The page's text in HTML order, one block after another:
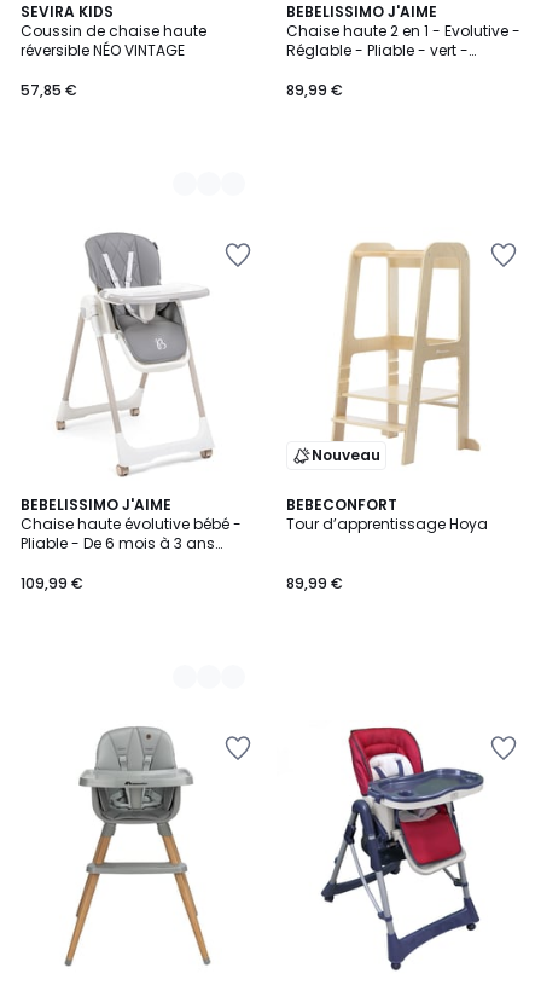
SEVIRA KIDS
Coussin de chaise haute
réversible NÉO VINTAGE
57,85 €
2
Couleurs
BEBELISSIMO J'AIME
Chaise haute 2 en 1 - Evolutive -
Réglable - Pliable - vert -
89,99 €
BEBELISSIMO J'AIME
Chaise haute évolutive bébé -
Pliable - De 6 mois à 3 ans
109,99 €
2
Couleurs
Nouveau
BEBECONFORT
Tour d’apprentissage Hoya
89,99 €